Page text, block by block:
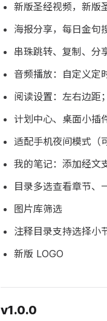
新版圣经视频，新版
海报分享，每日金句
串珠跳转、复制、分
音频播放：自定义定
阅读设置：左右边距
计划中心、桌面小插
适配手机夜间模式（
我的笔记：添加经
目录多选查看章节、
图片库筛选
注释目录支持选择小
新版 LOGO
v1.0.0